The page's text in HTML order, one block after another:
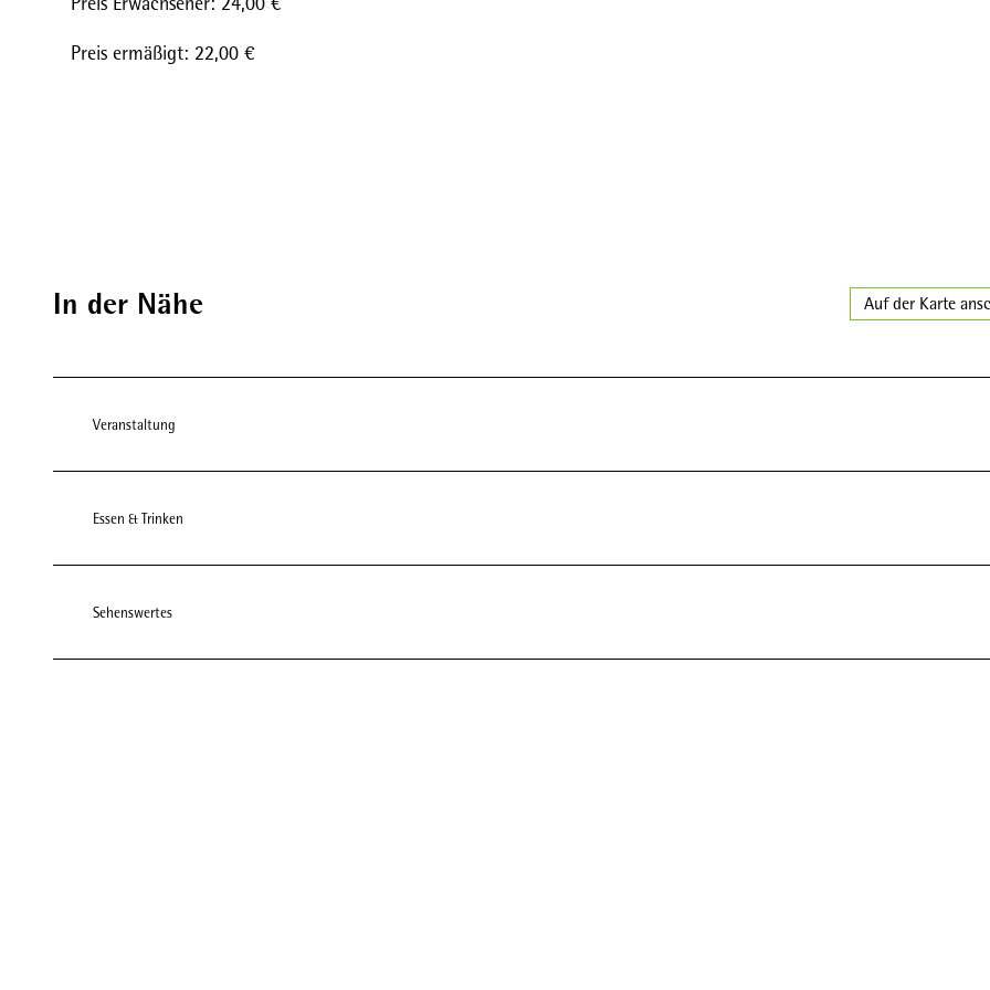
Preis ermäßigt: 22,00 €
In der Nähe Auf der Karte
Veranstaltung
Essen & Trinken
Sehenswertes